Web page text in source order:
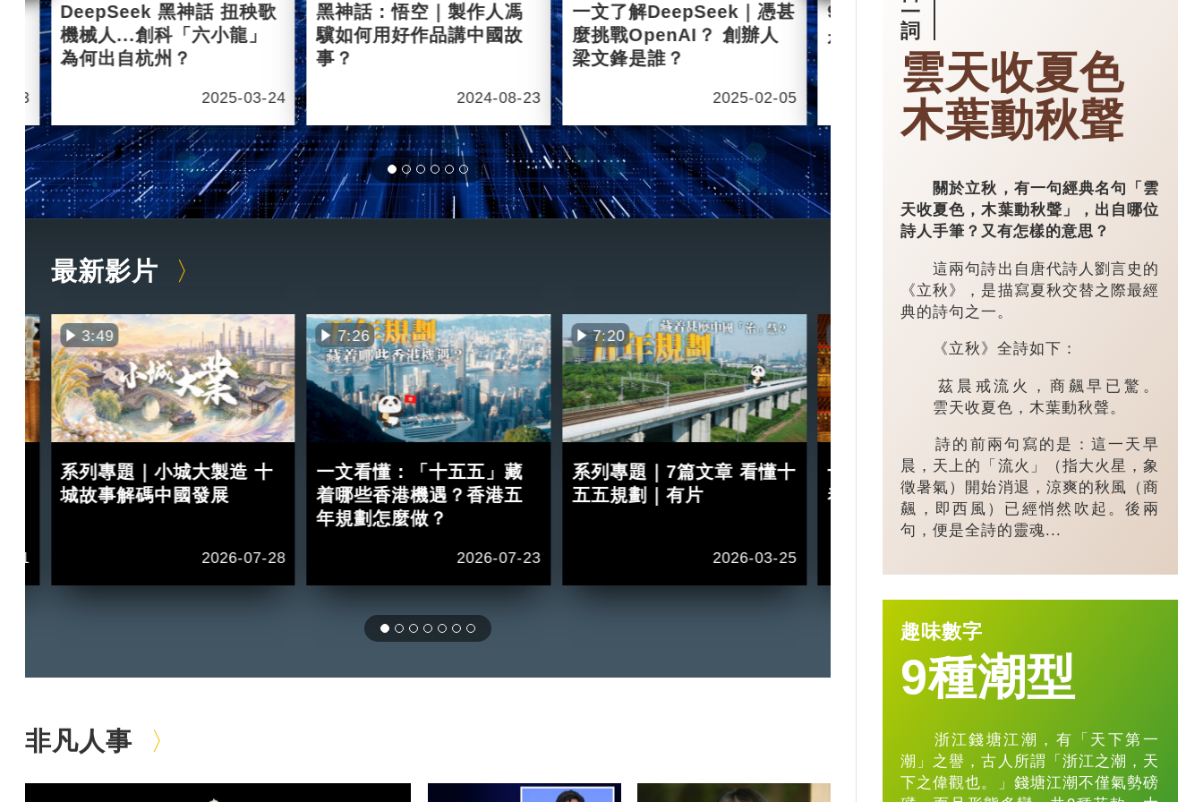
03
DeepSeek 黑神話 扭秧歌
機械人...創科「六小龍」
為何出自杭州？
2025-03-24
黑神話：悟空｜製作人馮
驥如何用好作品講中國故
事？
2024-08-23
一文了解DeepSeek｜憑甚
麼挑戰OpenAI？ 創辦人
梁文鋒是誰？
2025-02-05
90後王興興 「英語學渣」
是機械人天才
2025-03-17
最新影片
11
3:49
系列專題｜小城大製造 十
城故事解碼中國發展
2026-07-28
7:26
一文看懂：「十五五」藏
着哪些香港機遇？香港五
年規劃怎麼做？
2026-07-23
7:20
系列專題｜7篇文章 看懂十
五五規劃｜有片
2026-03-25
十五五規劃｜五年規劃 藏
着甚麼中國「治」慧？
小城大業｜浙
鎮：一粒珍珠
億璀璨王國？
非凡人事
一
詞
雲天收夏色
木葉動秋聲
關於立秋，有一句經典名句「雲
天收夏色，木葉動秋聲」，出自哪位
詩人手筆？又有怎樣的意思？
這兩句詩出自唐代詩人劉言史的
《立秋》，是描寫夏秋交替之際最經
典的詩句之一。
《立秋》全詩如下：
茲晨戒流火，商飆早已驚。
雲天收夏色，木葉動秋聲。
詩的前兩句寫的是：這一天早
晨，天上的「流火」（指大火星，象
徵暑氣）開始消退，涼爽的秋風（商
飆，即西風）已經悄然吹起。後兩
句，便是全詩的靈魂...
趣味數字
9種潮型
浙江錢塘江潮，有「天下第一
潮」之譽，古人所謂「浙江之潮，天
下之偉觀也。」錢塘江潮不僅氣勢磅